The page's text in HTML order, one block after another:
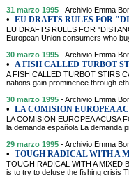
31 marzo 1995 - Archivio Emma
• EU DRAFTS RULES FOR
EU DRAFTS RULES FOR
European Union consumers who
30 marzo 1995 - Archivio Emma
• A FISH CALLED TURBOT
A FISH CALLED TURBOT STIRS
nations gain prominence through
30 marzo 1995 - Archivio Emma
• LA COMISION EUROPEA
LA COMISION EUROPEA ACUSA
la demanda española La demanda
29 marzo 1995 - Archivio Emma
• TOUGH RADICAL WITH A
TOUGH RADICAL WITH A MIXED
is to try to defuse the fishing crisis